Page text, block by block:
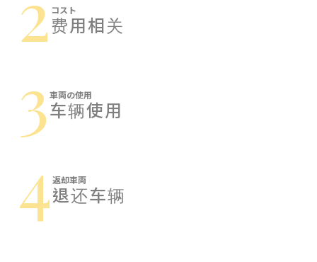
コスト
费用相关
3 車両の使用
车辆使用
4 返却車両
退还车辆